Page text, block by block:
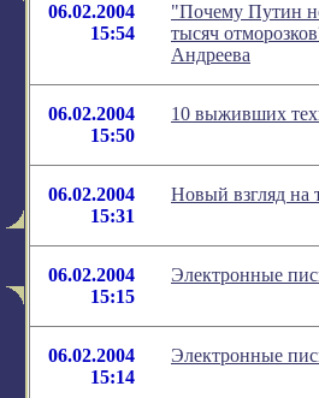
06.02.2004
15:54
"Почему Путин
тысяч
Андреева
06.02.2004
15:50
10 выживших
06.02.2004
15:31
Новый взгляд на
06.02.2004
15:15
Электронные
06.02.2004
15:14
Электронные